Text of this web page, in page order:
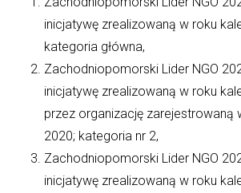
inicjatywę zrealizowaną w roku
kategoria główna,
Zachodniopomorski Lider NGO
inicjatywę zrealizowaną w roku
przez organizację zarejestrowaną
2020; kategoria nr 2,
Zachodniopomorski Lider NGO
inicjatywę zrealizowaną w roku
marzec 2026
luty 2026
styczeń 2026
grudzień 2025
listopad 2025
październik 2025
wrzesień 2025
sierpień 2025